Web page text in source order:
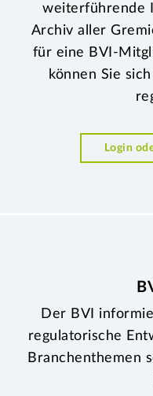
weiterführende
Archiv aller
für eine BVI-
können Sie
Login
Der BVI
regulatorische
Branchenthemen